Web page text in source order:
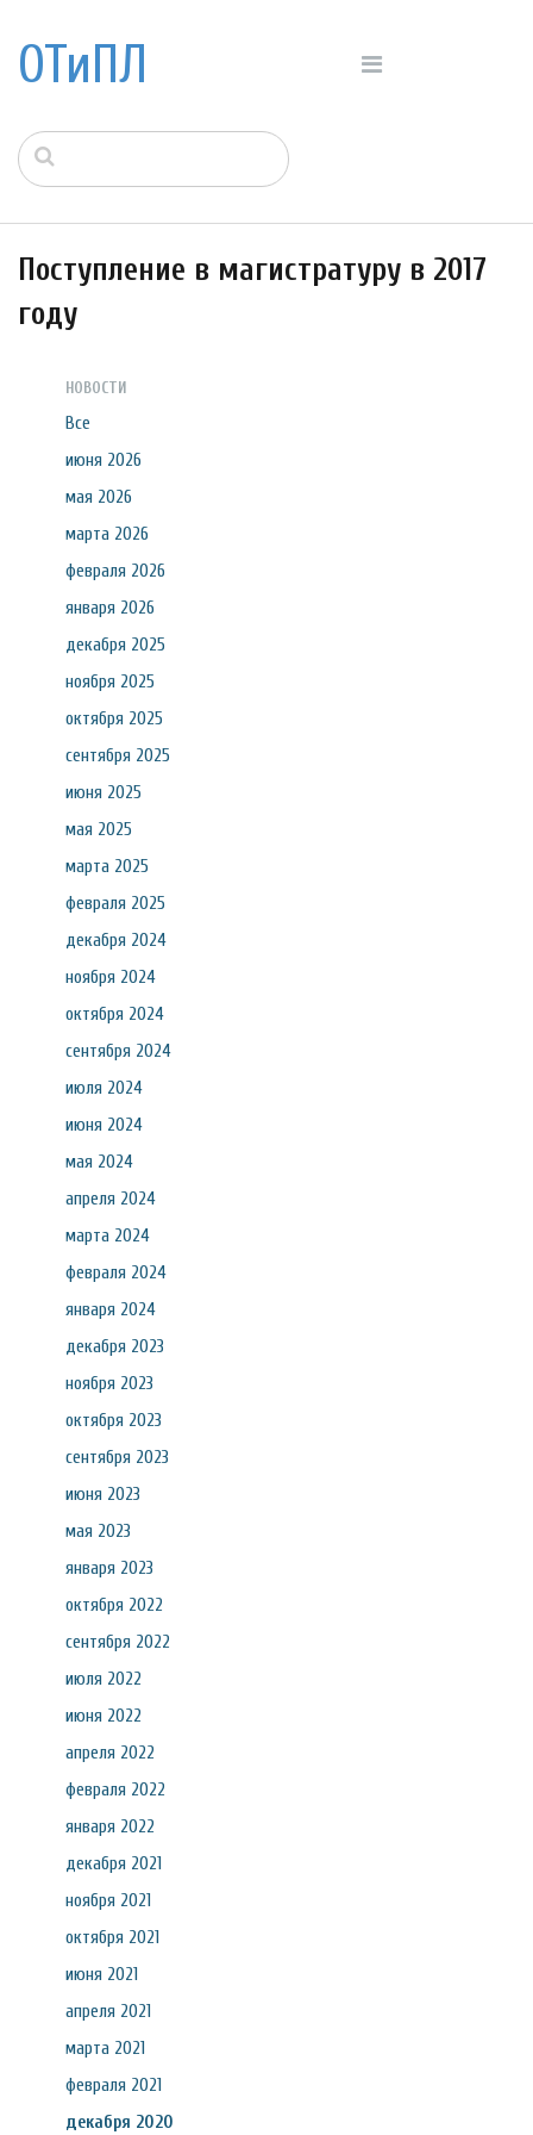
ОТиПЛ
Поступление в магистратуру в 2017
году
НОВОСТИ
Все
июня 2026
мая 2026
марта 2026
февраля 2026
января 2026
декабря 2025
ноября 2025
октября 2025
сентября 2025
июня 2025
мая 2025
марта 2025
февраля 2025
декабря 2024
ноября 2024
октября 2024
сентября 2024
июля 2024
июня 2024
мая 2024
апреля 2024
марта 2024
февраля 2024
января 2024
декабря 2023
ноября 2023
октября 2023
сентября 2023
июня 2023
мая 2023
января 2023
октября 2022
сентября 2022
июля 2022
июня 2022
апреля 2022
февраля 2022
января 2022
декабря 2021
ноября 2021
октября 2021
июня 2021
апреля 2021
марта 2021
февраля 2021
декабря 2020